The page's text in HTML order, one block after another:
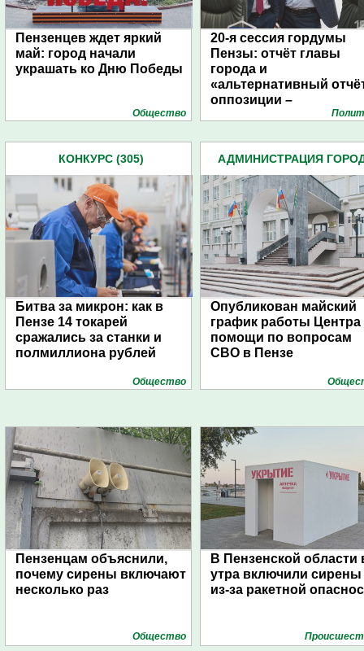
Пензенцев ждет яркий
май: город начали
украшать ко Дню Победы
Общество
20-я сессия гордумы
Пензы: отчёт главы
города и
«альтернативный
оппозиции –
КОНКУРС (305)
Битва за микрон: как в
Пензе 14 токарей
сражались за станки и
полмиллиона рублей
Общество
АДМИНИСТРАЦИЯ
(4939)
Опубликован майский
график работы Центра
помощи по вопросам
СВО в Пензе
Пензенцам объяснили,
почему сирены включают
несколько раз
Общество
В Пензенской области
утра включили сирены
из-за ракетной